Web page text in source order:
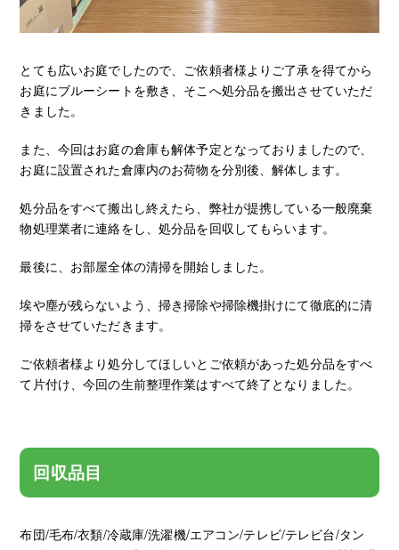
とても広いお庭でしたので、ご依頼者様よりご了承を得てから
お庭にブルーシートを敷き、そこへ処分品を搬出させていただ
きました。
また、今回はお庭の倉庫も解体予定となっておりましたので、
お庭に設置された倉庫内のお荷物を分別後、解体します。
処分品をすべて搬出し終えたら、弊社が提携している一般廃棄
物処理業者に連絡をし、処分品を回収してもらいます。
最後に、お部屋全体の清掃を開始しました。
埃や塵が残らないよう、掃き掃除や掃除機掛けにて徹底的に清
掃をさせていただきます。
ご依頼者様より処分してほしいとご依頼があった処分品をすべ
て片付け、今回の生前整理作業はすべて終了となりました。
回収品目
布団/毛布/衣類/冷蔵庫/洗濯機/エアコン/テレビ/テレビ台/タン